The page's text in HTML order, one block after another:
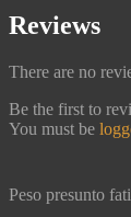
Reviews
There are no
Be the first to
You must be
Peso presunto